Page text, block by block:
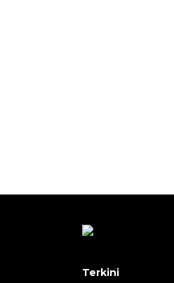
Terkini